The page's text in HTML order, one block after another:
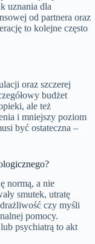
uznania dla
od partnera oraz
to kolejne często
oraz szczerej
budżet
ale też
i mniejszy poziom
być ostateczna –
normą, a nie
smutek, utratę
czy myśli
pomocy.
psychiatrą to akt